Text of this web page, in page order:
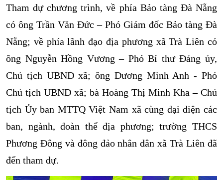
Tham dự chương trình, về phía Bảo tàng Đà Nẵng
có ông Trần Văn Đức – Phó Giám đốc Bảo tàng Đà
Nẵng; về phía lãnh đạo địa phương xã Trà Liên có
ông Nguyễn Hồng Vương – Phó Bí thư Đảng ủy,
Chủ tịch UBND xã; ông Dương Minh Anh - Phó
Chủ tịch UBND xã; bà Hoàng Thị Minh Kha – Chủ
tịch Ủy ban MTTQ Việt Nam xã cùng đại diện các
ban, ngành, đoàn thể địa phương; trường THCS
Phương Đông và đông đảo nhân dân xã Trà Liên đã
đến tham dự.